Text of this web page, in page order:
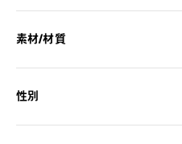
素材/材質
性別